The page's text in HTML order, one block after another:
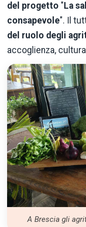
del progetto " La
consapevole". Il
del ruolo degli
accoglienza,
A Brescia gli